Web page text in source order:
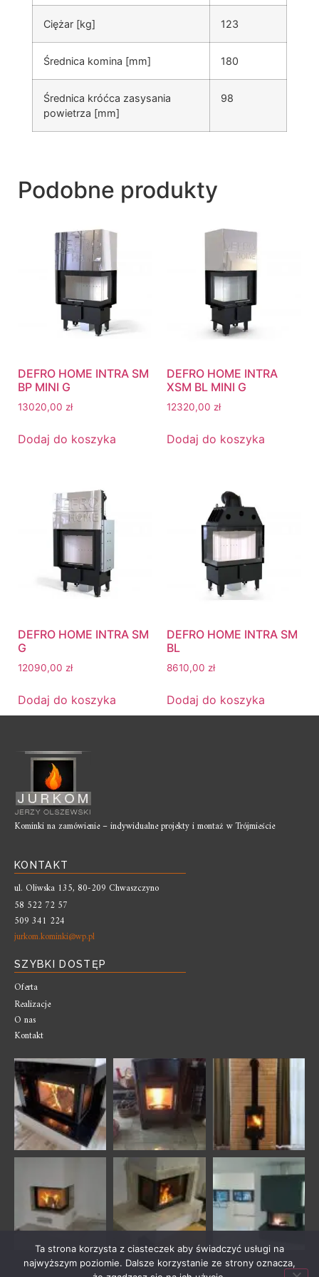
Ciężar [kg] 123
Średnica komina [mm] 180
Średnica króćca zasysania
powietrza [mm]
98
Podobne produkty
DEFRO HOME INTRA SM
BP MINI G
13020,00 zł
Dodaj do koszyka
DEFRO HOME INTRA
XSM BL MINI G
12320,00 zł
Dodaj do koszyka
DEFRO HOME INTRA SM
G
12090,00 zł
Dodaj do koszyka
DEFRO HOME INTRA SM
BL
8610,00 zł
Dodaj do koszyka
Kominki na zamówienie – indywidualne projekty i montaż w Trójmieście
KONTAKT
ul. Oliwska 135, 80-209 Chwaszczyno
58 522 72 57
509 341 224
jurkom.kominki@wp.pl
SZYBKI DOSTĘP
Oferta
Realizacje
O nas
Kontakt
Ta strona korzysta z ciasteczek aby świadczyć usługi na
najwyższym poziomie. Dalsze korzystanie ze strony oznacza,